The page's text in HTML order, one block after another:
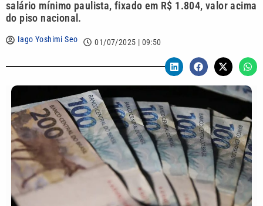
salário mínimo paulista, fixado em R$ 1.804, valor acima
do piso nacional.
Iago Yoshimi Seo 01/07/2025 | 09:50